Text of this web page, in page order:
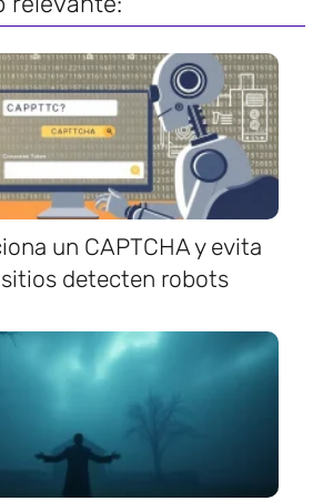
un CAPTCHA y evita
detecten robots